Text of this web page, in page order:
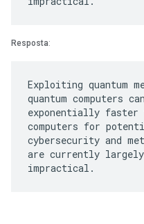
Resposta:
Exploiting quantum
quantum computers
exponentially
computers for
cybersecurity and
are currently largely